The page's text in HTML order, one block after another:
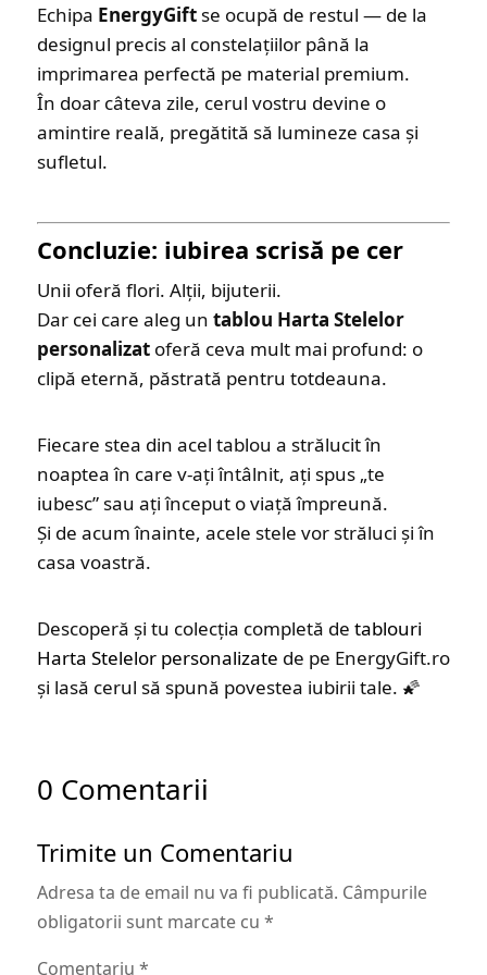
Echipa EnergyGiftse ocupă de restul — de la
designul precis al constelațiilor până la
imprimarea perfectă pe material premium.
În doar câteva zile, cerul vostru devine o
amintire reală, pregătită să lumineze casa și
sufletul.
Concluzie: iubirea scrisă pe cer
Unii oferă flori. Alții, bijuterii.
Dar cei care aleg un tablou Harta Stelelor
personalizatoferă ceva mult mai profund: o
clipă eternă, păstrată pentru totdeauna.
Fiecare stea din acel tablou a strălucit în
noaptea în care v-ați întâlnit, ați spus „te
iubesc” sau ați început o viață împreună.
Și de acum înainte, acele stele vor străluci și în
casa voastră.
Descoperă și tu colecția completă de tablouri
Harta Stelelor personalizate de pe EnergyGift.ro
și lasă cerul să spună povestea iubirii tale. 🌠
0 Comentarii
Trimite un Comentariu
Adresa ta de email nu va fi publicată. Câmpurile
obligatorii sunt marcate cu *
Comentariu *